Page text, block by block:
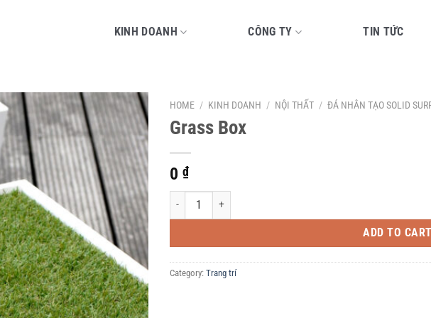
KINH DOANH CÔNG TY TIN TỨC
HOME / KINH DOANH / NỘI THẤT / ĐÁ NHÂN TẠO SOLID
Grass Box
0 ₫
Grass Box quantity
ADD TO CART
Category: Trang trí